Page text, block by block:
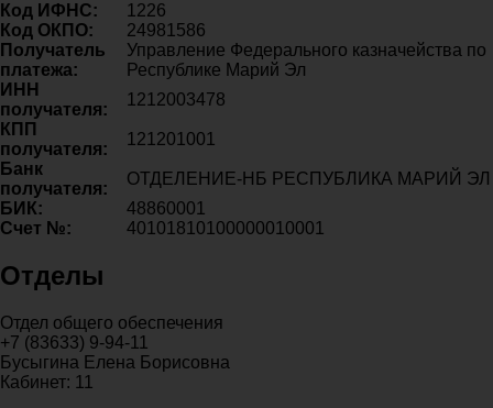
Код ИФНС:
1226
Код ОКПО:
24981586
Получатель
платежа:
Управление Федерального казначейства по
Республике Марий Эл
ИНН
получателя:
1212003478
КПП
получателя:
121201001
Банк
получателя:
ОТДЕЛЕНИЕ-НБ РЕСПУБЛИКА МАРИЙ ЭЛ
БИК:
48860001
Счет №:
40101810100000010001
Отделы
Отдел общего обеспечения
+7 (83633) 9-94-11
Бусыгина Елена Борисовна
Кабинет: 11